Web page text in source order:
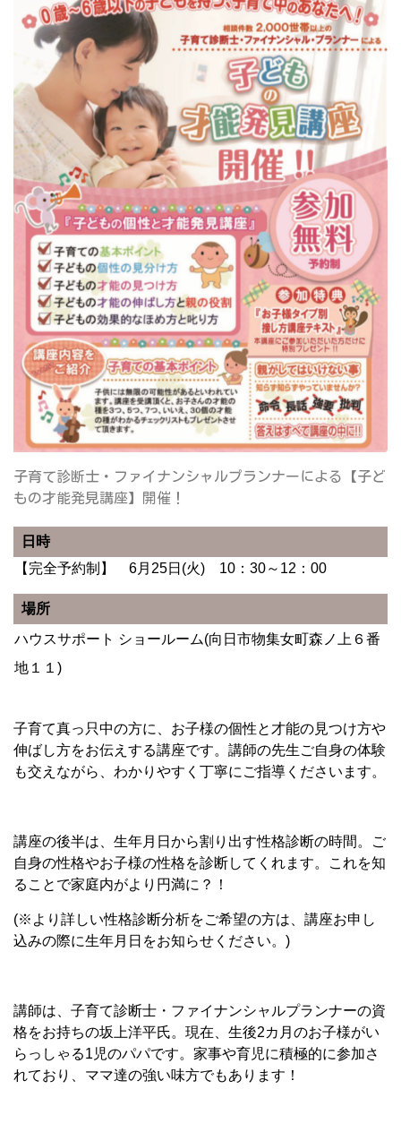
子育て診断士・ファイナンシャルプランナーによる【子ど
もの才能発見講座】開催！
日時
【完全予約制】 6月25日(火) 10：30～12：00
場所
ハウスサポート ショールーム(向日市物集女町森ノ上６番
地１１)
子育て真っ只中の方に、お子様の個性と才能の見つけ方や
伸ばし方をお伝えする講座です。講師の先生ご自身の体験
も交えながら、わかりやすく丁寧にご指導くださいます。
講座の後半は、生年月日から割り出す性格診断の時間。ご
自身の性格やお子様の性格を診断してくれます。これを知
ることで家庭内がより円満に？！
(※より詳しい性格診断分析をご希望の方は、講座お申し
込みの際に生年月日をお知らせください。)
講師は、子育て診断士・ファイナンシャルプランナーの資
格をお持ちの坂上洋平氏。現在、生後2カ月のお子様がい
らっしゃる1児のパパです。家事や育児に積極的に参加さ
れており、ママ達の強い味方でもあります！